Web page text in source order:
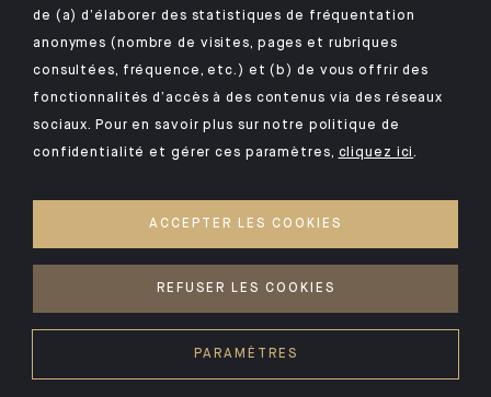
SÉCURITÉ
DONNÉES PERSONNELLES
de (a) d’élaborer des statistiques de fréquentation
anonymes (nombre de visites, pages et rubriques
consultées, fréquence, etc.) et (b) de vous offrir des
fonctionnalités d’accès à des contenus via des réseaux
sociaux. Pour en savoir plus sur notre politique de
confidentialité et gérer ces paramètres, cliquez ici.
ACCEPTER LES COOKIES
REFUSER LES COOKIES
PARAMÈTRES